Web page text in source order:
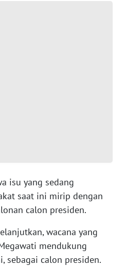
isu yang sedang
saat ini mirip dengan
calon presiden.
wacana yang
mendukung
sebagai calon presiden.